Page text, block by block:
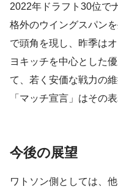
2022年ドラフト30位で
格外のウイングスパン
で頭角を現し、昨季は
ヨキッチを中心とした
て、若く安価な戦力の
「マッチ宣言」はその
今後の展望
ワトソン側としては、